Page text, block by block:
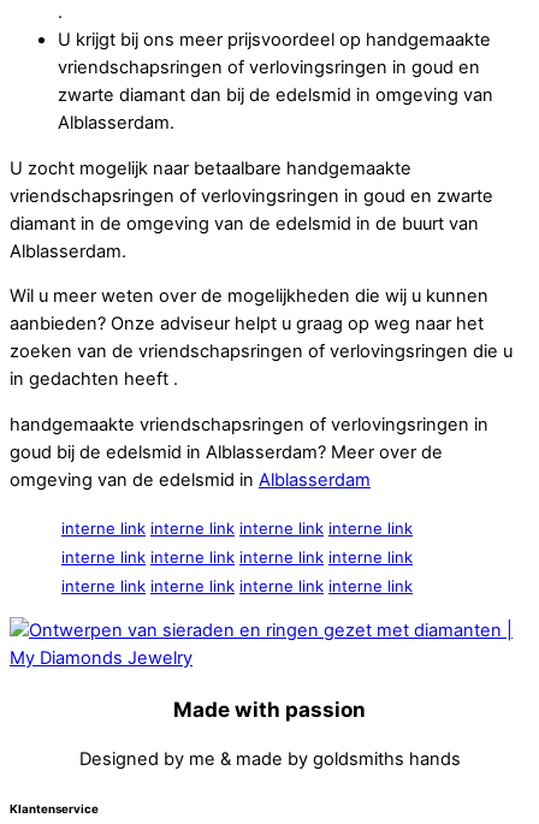
.
U krijgt bij ons meer prijsvoordeel op handgemaakte
vriendschapsringen of verlovingsringen in goud en
zwarte diamant dan bij de edelsmid in omgeving van
Alblasserdam.
U zocht mogelijk naar betaalbare handgemaakte
vriendschapsringen of verlovingsringen in goud en zwarte
diamant in de omgeving van de edelsmid in de buurt van
Alblasserdam.
Wil u meer weten over de mogelijkheden die wij u kunnen
aanbieden? Onze adviseur helpt u graag op weg naar het
zoeken van de vriendschapsringen of verlovingsringen die u
in gedachten heeft .
handgemaakte vriendschapsringen of verlovingsringen in
goud bij de edelsmid in Alblasserdam? Meer over de
omgeving van de edelsmid in Alblasserdam
interne link interne link interne link interne link
interne link interne link interne link interne link
interne link interne link interne link interne link
Made with passion
Designed by me & made by goldsmiths hands
Klantenservice